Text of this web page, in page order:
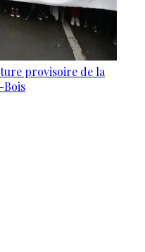
provisoire de la
Bois